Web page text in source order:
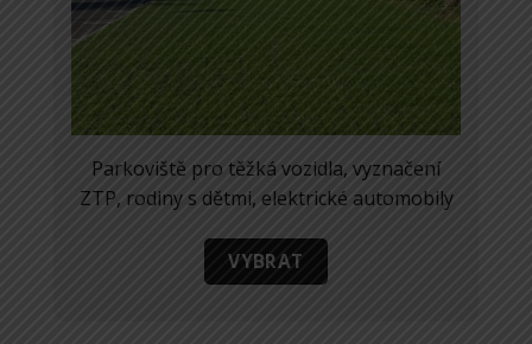
Parkoviště pro těžká vozidla, vyznačení
ZTP, rodiny s dětmi, elektrické automobily
VYBRAT